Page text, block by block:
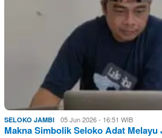
SELOKO JAMBI 05 Jun 2026 - 16:51 WIB
Makna Simbolik Seloko Adat